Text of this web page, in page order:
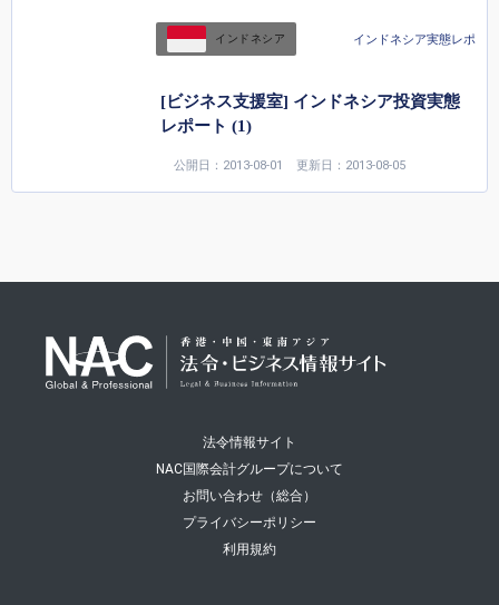
インドネシア インドネシア実態レポ
[ビジネス支援室] インドネシア投資実態
レポート (1)
公開日：2013-08-01 更新日：2013-08-05
法令情報サイト
NAC国際会計グループについて
お問い合わせ（総合）
プライバシーポリシー
利用規約